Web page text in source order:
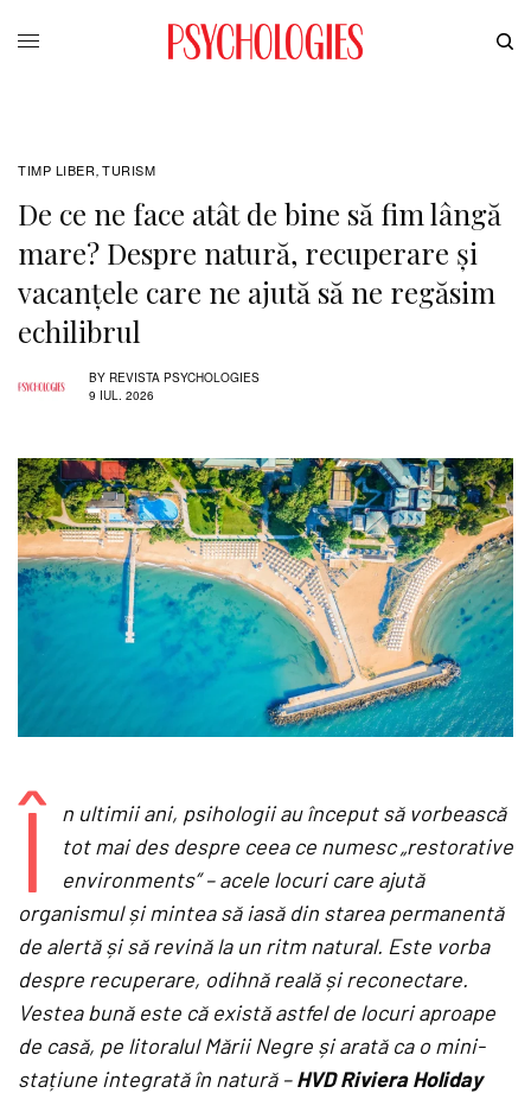
TIMP LIBER , TURISM
De ce ne face atât de bine să fim lângă
mare? Despre natură, recuperare și
vacanțele care ne ajută să ne regăsim
echilibrul
BY REVISTA PSYCHOLOGIES
9 IUL. 2026
Î
n ultimii ani, psihologii au început să vorbească
tot mai des despre ceea ce numesc „restorative
environments” – acele locuri care ajută
organismul și mintea să iasă din starea permanentă
de alertă și să revină la un ritm natural. Este vorba
despre recuperare, odihnă reală și reconectare.
Vestea bună este că există astfel de locuri aproape
de casă, pe litoralul Mării Negre și arată ca o mini-
stațiune integrată în natură –HVD Riviera Holiday